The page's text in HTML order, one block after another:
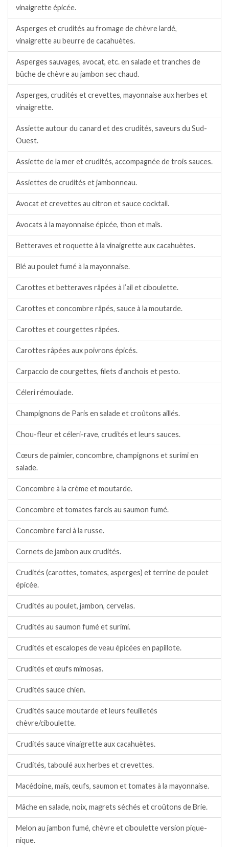
vinaigrette épicée.
Asperges et crudités au fromage de chèvre lardé,
vinaigrette au beurre de cacahuètes.
Asperges sauvages, avocat, etc. en salade et tranches de
bûche de chèvre au jambon sec chaud.
Asperges, crudités et crevettes, mayonnaise aux herbes et
vinaigrette.
Assiette autour du canard et des crudités, saveurs du Sud-
Ouest.
Assiette de la mer et crudités, accompagnée de trois sauces.
Assiettes de crudités et jambonneau.
Avocat et crevettes au citron et sauce cocktail.
Avocats à la mayonnaise épicée, thon et maïs.
Betteraves et roquette à la vinaigrette aux cacahuètes.
Blé au poulet fumé à la mayonnaise.
Carottes et betteraves râpées à l’ail et ciboulette.
Carottes et concombre râpés, sauce à la moutarde.
Carottes et courgettes râpées.
Carottes râpées aux poivrons épicés.
Carpaccio de courgettes, filets d’anchois et pesto.
Céleri rémoulade.
Champignons de Paris en salade et croûtons aillés.
Chou-fleur et céleri-rave, crudités et leurs sauces.
Cœurs de palmier, concombre, champignons et surimi en
salade.
Concombre à la crème et moutarde.
Concombre et tomates farcis au saumon fumé.
Concombre farci à la russe.
Cornets de jambon aux crudités.
Crudités (carottes, tomates, asperges) et terrine de poulet
épicée.
Crudités au poulet, jambon, cervelas.
Crudités au saumon fumé et surimi.
Crudités et escalopes de veau épicées en papillote.
Crudités et œufs mimosas.
Crudités sauce chien.
Crudités sauce moutarde et leurs feuilletés
chèvre/ciboulette.
Crudités sauce vinaigrette aux cacahuètes.
Crudités, taboulé aux herbes et crevettes.
Macédoine, maïs, œufs, saumon et tomates à la mayonnaise.
Mâche en salade, noix, magrets séchés et croûtons de Brie.
Melon au jambon fumé, chèvre et ciboulette version pique-
nique.